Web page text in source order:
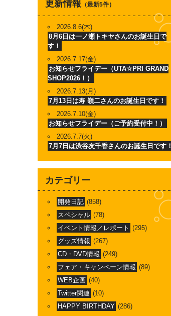
更新情報 （最新5件）
2026.8.6(木)
8月6日は一ノ瀬トキヤさんのお誕生日で
す！
2026.7.17(金)
お知らせフライデー（UTA☆PRI GRAND
SHOP2026！）
2026.7.13(月)
7月13日は寿 嶺二さんのお誕生日です！
2026.7.10(金)
お知らせフライデー（ご予約受付中！）
2026.7.7(火)
7月7日は渋谷友千香さんのお誕生日です！
カテゴリー
開発日記 (858)
スペシャル (78)
イベント情報／レポート (295)
グッズ情報 (267)
CD・DVD情報 (249)
フェア・キャンペーン情報 (89)
WEB企画 (40)
Twitter関連 (10)
HAPPY BIRTHDAY (286)